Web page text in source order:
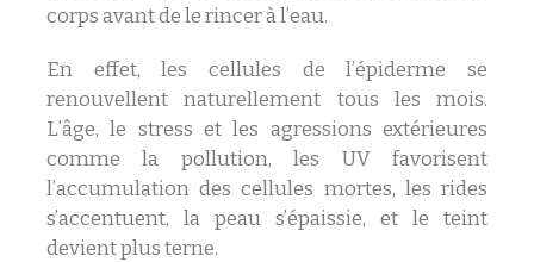
corps avant de le rincer à l’eau.
En effet, les cellules de l’épiderme se
renouvellent naturellement tous les mois.
L’âge, le stress et les agressions extérieures
comme la pollution, les UV favorisent
l’accumulation des cellules mortes, les rides
s’accentuent, la peau s’épaissie, et le teint
devient plus terne.